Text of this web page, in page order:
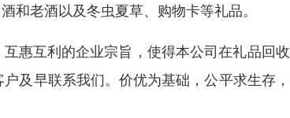
和老酒以及冬虫夏草、购物卡等礼品。
惠互利的企业宗旨，使得本公司在礼品回
及早联系我们。价优为基础，公平求生存